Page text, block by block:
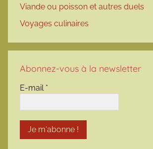
Viande ou poisson et autres duels
Voyages culinaires
Abonnez-vous à la newsletter
E-mail *